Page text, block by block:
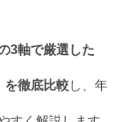
3軸で厳選した
を徹底比較し、年